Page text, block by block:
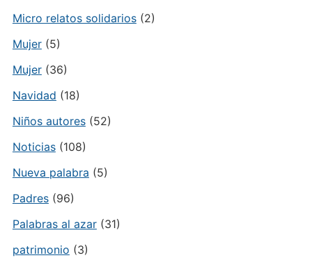
Micro relatos solidarios(2)
Mujer(5)
Mujer(36)
Navidad (18)
Niños autores(52)
Noticias(108)
Nueva palabra (5)
Padres(96)
Palabras al azar(31)
patrimonio (3)